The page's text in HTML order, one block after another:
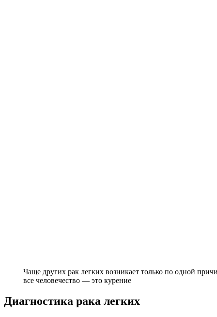
Чаще других рак легких возникает только по одной
все человечество — это курение
Диагностика рака легких